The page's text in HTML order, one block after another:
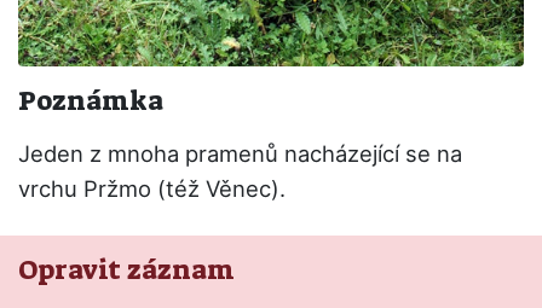
Poznámka
Jeden z mnoha pramenů nacházející se na
vrchu Pržmo (též Věnec).
Opravit záznam